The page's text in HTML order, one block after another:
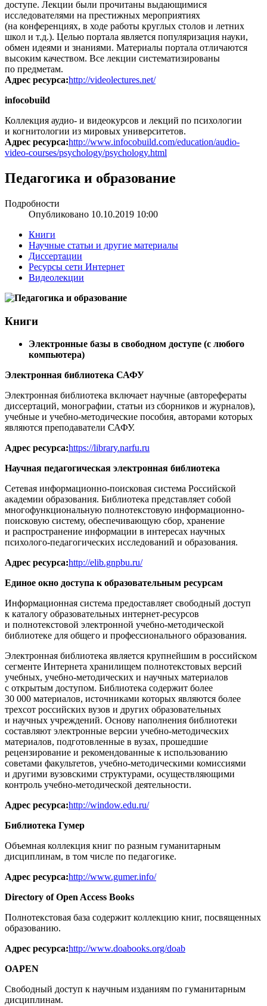
доступе. Лекции были прочитаны выдающимися
исследователями на престижных мероприятиях
(на конференциях, в ходе работы круглых столов и летних
школ и т.д.). Целью портала является популяризация науки,
обмен идеями и знаниями. Материалы портала отличаются
высоким качеством. Все лекции систематизированы
по предметам.
Адрес ресурса:http://videolectures.net/
infocobuild
Коллекция аудио- и видеокурсов и лекций по психологии
и когнитологии из мировых университетов.
Адрес ресурса:http://www.infocobuild.com/education/audio-
video-courses/psychology/psychology.html
Педагогика и образование
Подробности
Опубликовано 10.10.2019 10:00
Книги
Научные статьи и другие материалы
Диссертации
Ресурсы сети Интернет
Видеолекции
Книги
Электронные базы в свободном доступе (с любого
компьютера)
Электронная библиотека САФУ
Электронная библиотека включает научные (авторефераты
диссертаций, монографии, статьи из сборников и журналов),
учебные и учебно-методические пособия, авторами которых
являются преподаватели САФУ.
Адрес ресурса:https://library.narfu.ru
Научная педагогическая электронная библиотека
Сетевая информационно-поисковая система Российской
академии образования. Библиотека представляет собой
многофункциональную полнотекстовую информационно-
поисковую систему, обеспечивающую сбор, хранение
и распространение информации в интересах научных
психолого-педагогических исследований и образования.
Адрес ресурса:http://elib.gnpbu.ru/
Единое окно доступа к образовательным ресурсам
Информационная система предоставляет свободный доступ
к каталогу образовательных интернет-ресурсов
и полнотекстовой электронной учебно-методической
библиотеке для общего и профессионального образования.
Электронная библиотека является крупнейшим в российском
сегменте Интернета хранилищем полнотекстовых версий
учебных, учебно-методических и научных материалов
с открытым доступом. Библиотека содержит более
30 000 материалов, источниками которых являются более
трехсот российских вузов и других образовательных
и научных учреждений. Основу наполнения библиотеки
составляют электронные версии учебно-методических
материалов, подготовленные в вузах, прошедшие
рецензирование и рекомендованные к использованию
советами факультетов, учебно-методическими комиссиями
и другими вузовскими структурами, осуществляющими
контроль учебно-методической деятельности.
Адрес ресурса:http://window.edu.ru/
Библиотека Гумер
Объемная коллекция книг по разным гуманитарным
дисциплинам, в том числе по педагогике.
Адрес ресурса:http://www.gumer.info/
Directory of Open Access Books
Полнотекстовая база содержит коллекцию книг, посвященных
образованию.
Адрес ресурса:http://www.doabooks.org/doab
OAPEN
Свободный доступ к научным изданиям по гуманитарным
дисциплинам.